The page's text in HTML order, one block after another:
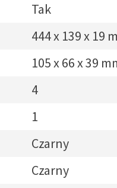
Tak
444 x 139 x 19
105 x 66 x 39
4
1
Czarny
Czarny